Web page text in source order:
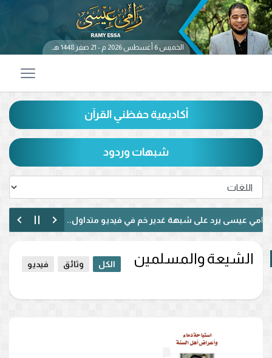
الخميس 6 أغسطس 2026 م - 21 صفر 1448 هـ
أكاديمية حفظني القرآن
شبهات وردود
عيسى يرد على شبهة غدير خم في فيديو متداول.. ماذا قال عن حديث «من
الشيعة والمسلمين الكل وثائق فيديو